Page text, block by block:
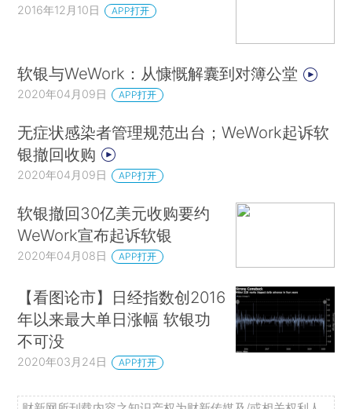
2016年12月10日 APP打开
软银与WeWork：从慷慨解囊到对簿公堂
2020年04月09日 APP打开
无症状感染者管理规范出台；WeWork起诉软
银撤回收购
2020年04月09日 APP打开
软银撤回30亿美元收购要约
WeWork宣布起诉软银
2020年04月08日 APP打开
【看图论市】日经指数创2016
年以来最大单日涨幅 软银功
不可没
2020年03月24日 APP打开